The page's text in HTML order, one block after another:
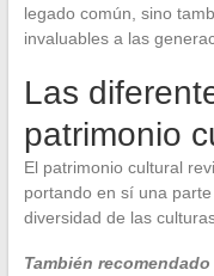
legado común, sino
invaluables a las
Las
patrimonio
El patrimonio cultural
portando en sí una
diversidad de las
También recomendado